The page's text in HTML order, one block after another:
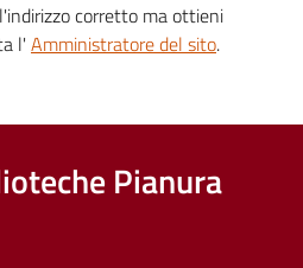
corretto ma ottieni
l' Amministratore del sito.
Pianura